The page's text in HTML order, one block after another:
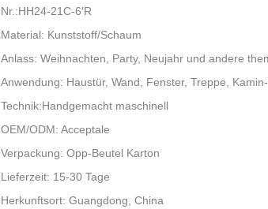
Nr.:HH24-21C-6′R
Material: Kunststoff/Schaum
Anlass: Weihnachten, Party, Neujahr und andere
Anwendung: Haustür, Wand, Fenster, Treppe,
Technik:Handgemacht maschinell
OEM/ODM: Acceptale
Verpackung: Opp-Beutel Karton
Lieferzeit: 15-30 Tage
Herkunftsort: Guangdong, China